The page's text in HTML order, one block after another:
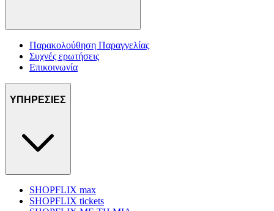
Παρακολούθηση Παραγγελίας
Συχνές ερωτήσεις
Επικοινωνία
ΥΠΗΡΕΣΙΕΣ
SHOPFLIX max
SHOPFLIX tickets